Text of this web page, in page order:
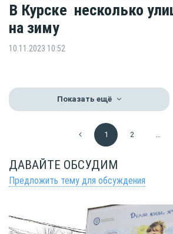
В Курске несколько
на зиму
10.11.2023 10:52
Показать ещё
1 2
ДАВАЙТЕ ОБСУДИМ
Предложить тему для обсуждения